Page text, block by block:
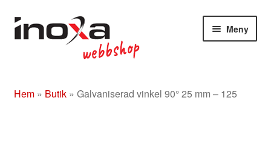
Hoppa
till
Hoppa
till
Meny
Om
Hem» Butik» Galvaniserad vinkel 90° 25 mm – 125